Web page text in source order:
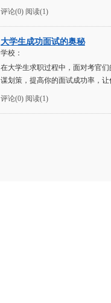
评论(0) 阅读(1)
大学生成功面试的奥秘
学校：
在大学生求职过程中，面对考官
谋划策，提高你的面试成功率，
评论(0) 阅读(1)